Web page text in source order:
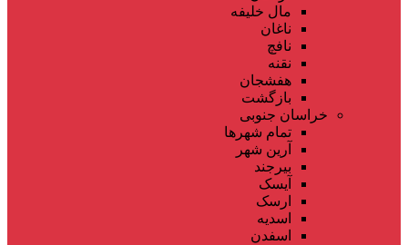
مال خلیفه
ناغان
نافچ
نقنه
هفشجان
بازگشت
خراسان جنوبی
تمام شهر‌ها
آرین شهر
بیرجند
آیسک
ارسک
اسدیه
اسفدن